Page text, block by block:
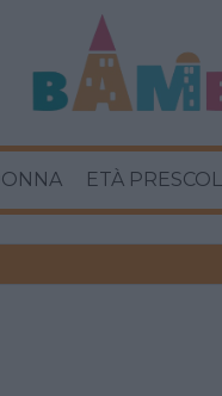
ETÀ